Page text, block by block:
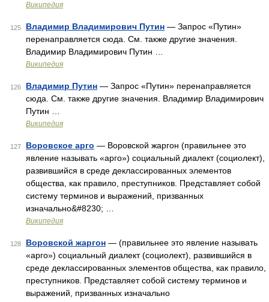
Википедия
125 Владимир Владимирович Путин — Запрос «Путин»
перенаправляется сюда. Cм. также другие значения.
Владимир Владимирович Путин …
Википедия
126 Владимир Путин — Запрос «Путин» перенаправляется
сюда. Cм. также другие значения. Владимир Владимирович
Путин …
Википедия
127 Воровское арго — Воровской жаргон (правильнее это
явление называть «арго») социальный диалект (социолект),
развившийся в среде деклассированных элементов
общества, как правило, преступников. Представляет собой
систему терминов и выражений, призванных
изначально&#8230; …
Википедия
128 Воровской жаргон — (правильнее это явление называть
«арго») социальный диалект (социолект), развившийся в
среде деклассированных элементов общества, как правило,
преступников. Представляет собой систему терминов и
выражений, призванных изначально